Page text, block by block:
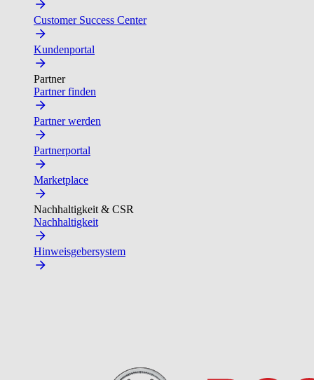
Customer Success Center
Kundenportal
Partner
Partner finden
Partner werden
Partnerportal
Marketplace
Nachhaltigkeit & CSR
Nachhaltigkeit
Hinweisgebersystem